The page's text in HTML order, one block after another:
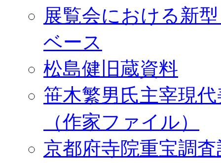
展覧会における新
ベース
松島健旧蔵資料
笹木繁男氏主宰現
（作家ファイル）
京都府寺院重宝調